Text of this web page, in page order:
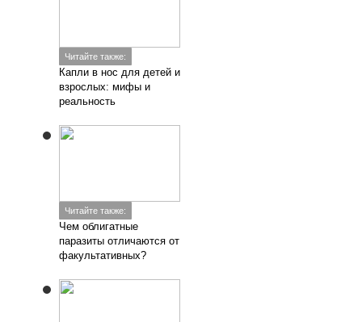
Читайте также:
Капли в нос для детей и
взрослых: мифы и
реальность
Читайте также:
Чем облигатные
паразиты отличаются от
факультативных?